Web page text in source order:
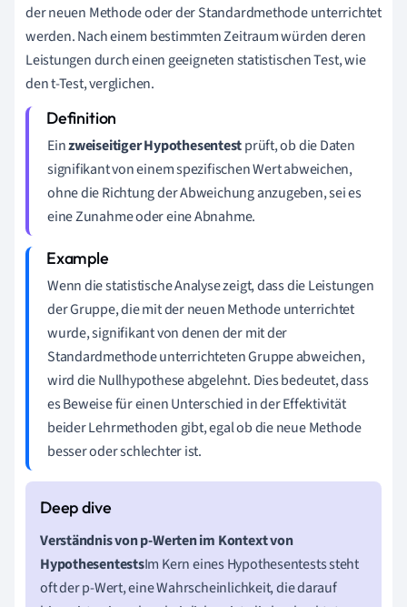
der neuen Methode oder der Standardmethode unterrichtet
werden. Nach einem bestimmten Zeitraum würden deren
Leistungen durch einen geeigneten statistischen Test, wie
den t-Test, verglichen.
Einzweiseitiger Hypothesentestprüft, ob die Daten
signifikant von einem spezifischen Wert abweichen,
ohne die Richtung der Abweichung anzugeben, sei es
eine Zunahme oder eine Abnahme.
Wenn die statistische Analyse zeigt, dass die Leistungen
der Gruppe, die mit der neuen Methode unterrichtet
wurde, signifikant von denen der mit der
Standardmethode unterrichteten Gruppe abweichen,
wird die Nullhypothese abgelehnt. Dies bedeutet, dass
es Beweise für einen Unterschied in der Effektivität
beider Lehrmethoden gibt, egal ob die neue Methode
besser oder schlechter ist.
Verständnis von p-Werten im Kontext von
HypothesentestsIm Kern eines Hypothesentests steht
oft der p-Wert, eine Wahrscheinlichkeit, die darauf